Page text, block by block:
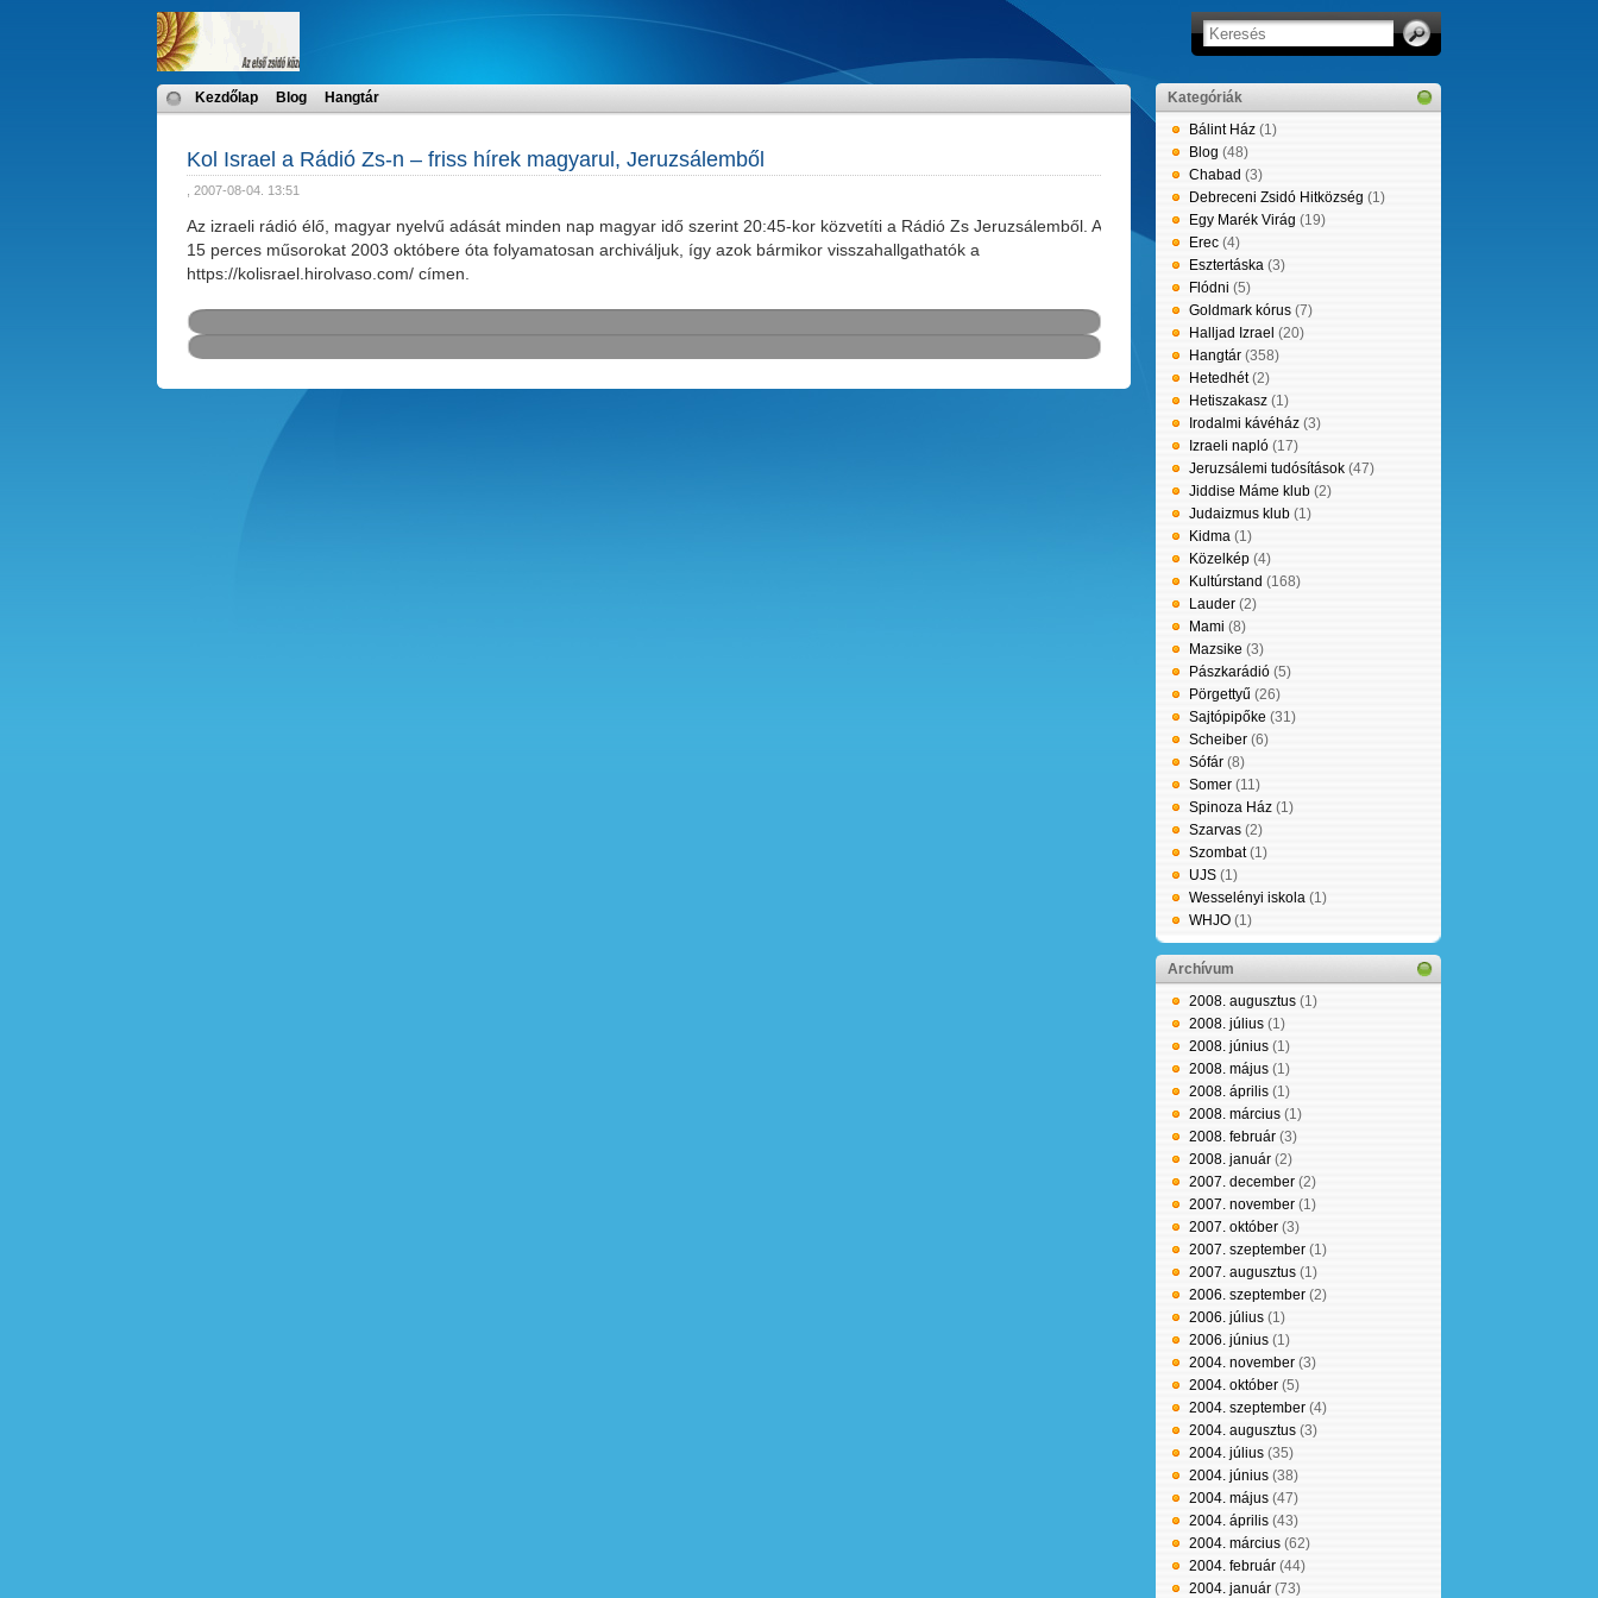
Kezdőlap Blog Hangtár
Kol Israel a Rádió Zs-n – friss hírek magyarul, Jeruzsálemből
, 2007-08-04. 13:51
Az izraeli rádió élő, magyar nyelvű adását minden nap magyar idő szerint 20:45-kor közvetíti a Rádió Zs Jeruzsálemből. A
15 perces műsorokat 2003 októbere óta folyamatosan archiváljuk, így azok bármikor visszahallgathatók a
https://kolisrael.hirolvaso.com/ címen.
Kategóriák
Bálint Ház (1)
Blog (48)
Chabad (3)
Debreceni Zsidó Hitközség (1)
Egy Marék Virág (19)
Erec (4)
Esztertáska (3)
Flódni (5)
Goldmark kórus (7)
Halljad Izrael (20)
Hangtár (358)
Hetedhét(2)
Hetiszakasz (1)
Irodalmi kávéház (3)
Izraeli napló (17)
Jeruzsálemi tudósítások (47)
Jiddise Máme klub (2)
Judaizmus klub (1)
Kidma (1)
Közelkép (4)
Kultúrstand (168)
Lauder (2)
Mami (8)
Mazsike (3)
Pászkarádió (5)
Pörgettyű (26)
Sajtópipőke (31)
Scheiber (6)
Sófár (8)
Somer (11)
Spinoza Ház (1)
Szarvas (2)
Szombat(1)
UJS (1)
Wesselényi iskola (1)
WHJO (1)
Archívum
2008. augusztus (1)
2008. július (1)
2008. június (1)
2008. május (1)
2008. április (1)
2008. március (1)
2008. február (3)
2008. január (2)
2007. december (2)
2007. november (1)
2007. október (3)
2007. szeptember (1)
2007. augusztus (1)
2006. szeptember (2)
2006. július (1)
2006. június (1)
2004. november (3)
2004. október (5)
2004. szeptember (4)
2004. augusztus (3)
2004. július (35)
2004. június (38)
2004. május (47)
2004. április (43)
2004. március (62)
2004. február (44)
2004. január (73)